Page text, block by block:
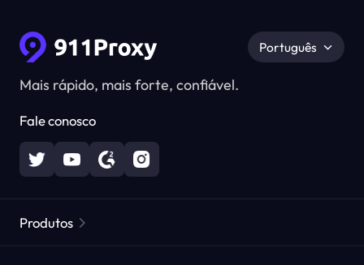
Mais rápido, mais forte, confiável.
Fale conosco
Português
Produtos